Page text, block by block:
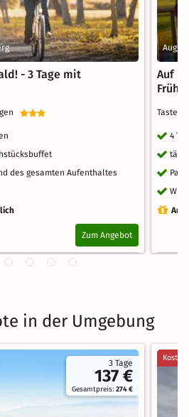
- 3 Tage mit
des gesamten Aufenthaltes
Zum Angebot
Auf
Taste
4
in der Umgebung
3 Tage
137 €
Gesamtpreis:274 €